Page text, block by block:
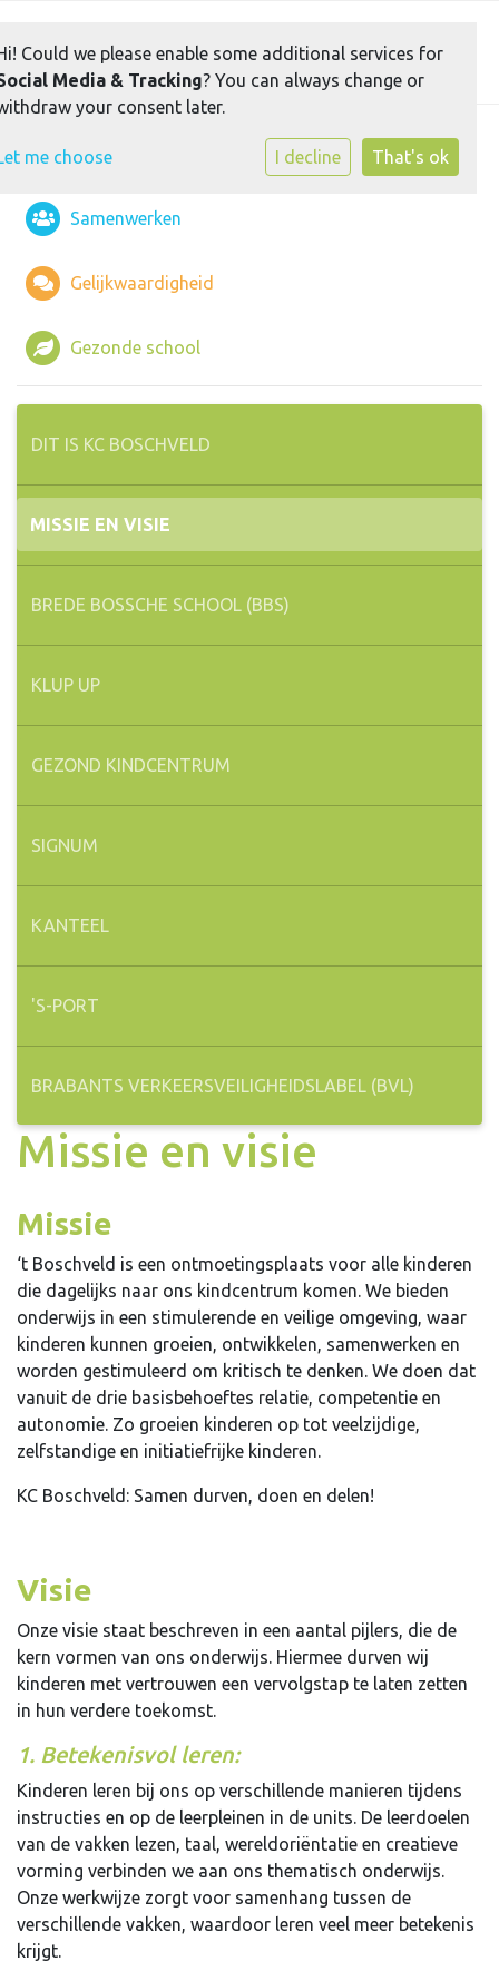
Toggle
Unitonderwijs
Samenwerken
Gelijkwaardigheid
Gezonde school
DIT IS KC BOSCHVELD
MISSIE EN VISIE
BREDE BOSSCHE SCHOOL (BBS)
KLUP UP
GEZOND KINDCENTRUM
SIGNUM
KANTEEL
'S-PORT
BRABANTS VERKEERSVEILIGHEIDSLABEL (BVL)
Missie en visie
Missie
‘t Boschveld is een ontmoetingsplaats voor alle kinderen
die dagelijks naar ons kindcentrum komen. We bieden
onderwijs in een stimulerende en veilige omgeving, waar
kinderen kunnen groeien, ontwikkelen, samenwerken en
worden gestimuleerd om kritisch te denken. We doen dat
vanuit de drie basisbehoeftes relatie, competentie en
autonomie. Zo groeien kinderen op tot veelzijdige,
zelfstandige en initiatiefrijke kinderen.
KC Boschveld: Samen durven, doen en delen!
Visie
Onze visie staat beschreven in een aantal pijlers, die de
kern vormen van ons onderwijs. Hiermee durven wij
kinderen met vertrouwen een vervolgstap te laten zetten
in hun verdere toekomst.
1. Betekenisvol leren:
Kinderen leren bij ons op verschillende manieren tijdens
instructies en op de leerpleinen in de units. De leerdoelen
van de vakken lezen, taal, wereldoriëntatie en creatieve
vorming verbinden we aan ons thematisch onderwijs.
Onze werkwijze zorgt voor samenhang tussen de
verschillende vakken, waardoor leren veel meer betekenis
krijgt.
Could we please enable some additional services for
Media & Tracking? You can always change or
your consent later.
me choose I decline That's ok